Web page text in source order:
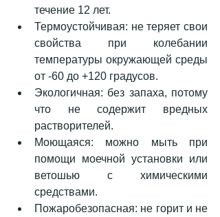
течение 12 лет.
Термоустойчивая: не теряет свои
свойства при колебании
температуры окружающей среды
от -60 до +120 градусов.
Экологичная: без запаха, потому
что не содержит вредных
растворителей.
Моющаяся: можно мыть при
помощи моечной установки или
ветошью с химическими
средствами.
Пожаробезопасная: не горит и не